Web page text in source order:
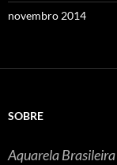
novembro 2014
SOBRE
Aquarela Brasileira